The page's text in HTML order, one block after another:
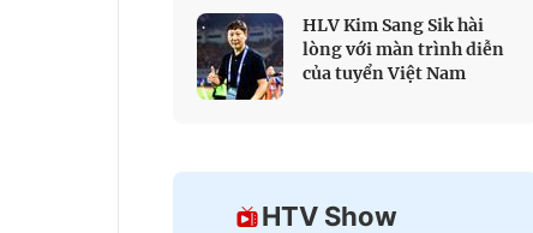
HLV Kim Sang Sik hài
lòng với màn trình diễn
của tuyển Việt Nam
HTV Show